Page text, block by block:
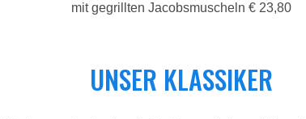
mit gegrillten Jacobsmuscheln € 23,80
UNSER KLASSIKER